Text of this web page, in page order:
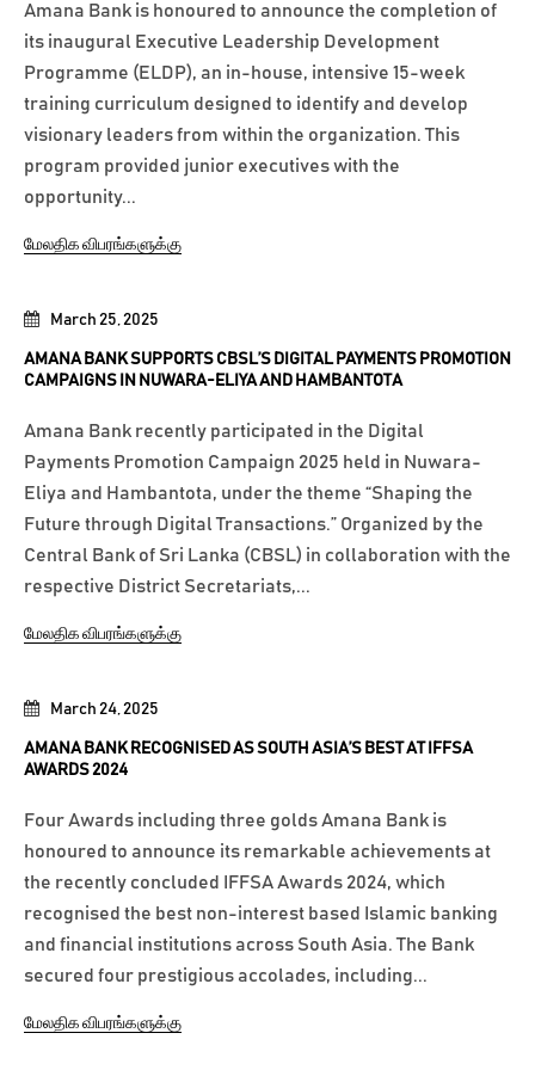
March 24, 2025
AMANA BANK RECOGNISED AS SOUTH ASIA’S BEST AT IFFSA
AWARDS 2024
Four Awards including three golds Amana Bank is
honoured to announce its remarkable achievements at
the recently concluded IFFSA Awards 2024, which
recognised the best non-interest based Islamic banking
and financial institutions across South Asia. The Bank
secured four prestigious accolades, including...
மேலதிக விபரங்களுக்கு
March 25, 2025
AMANA BANK SUPPORTS CBSL’S DIGITAL PAYMENTS PROMOTION
CAMPAIGNS IN NUWARA-ELIYA AND HAMBANTOTA
Amana Bank recently participated in the Digital
Payments Promotion Campaign 2025 held in Nuwara-
Eliya and Hambantota, under the theme “Shaping the
Future through Digital Transactions.” Organized by the
Central Bank of Sri Lanka (CBSL) in collaboration with the
respective District Secretariats,...
மேலதிக விபரங்களுக்கு
Amana Bank is honoured to announce the completion of
its inaugural Executive Leadership Development
Programme (ELDP), an in-house, intensive 15-week
training curriculum designed to identify and develop
visionary leaders from within the organization. This
program provided junior executives with the
opportunity...
மேலதிக விபரங்களுக்கு